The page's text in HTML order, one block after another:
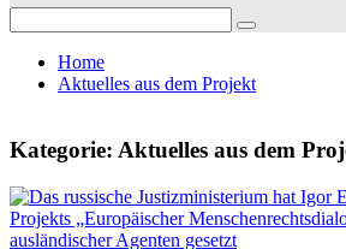
for:
Home
Aktuelles aus dem Projekt
Kategorie: Aktuelles aus dem